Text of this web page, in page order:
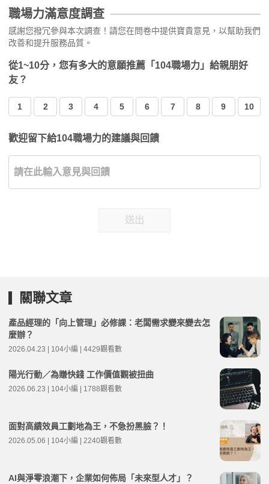
職場力滿意度調查
感謝您撥冗參與本次調查！請您在問卷中提供寶貴意見，以幫助我們
改善和提升服務品質。
從1~10分，您有多大的意願推薦「104職場力」給親朋好
友？
1 2 3 4 5 6 7 8 9 10
歡迎留下給104職場力的建議與回饋
送出
關聯文章
產品經理的「向上管理」必修課：老闆需求變來變去怎
麼辦？
2026.04.23 | 104小編 | 4429觀看數
陽光行動／為賺快錢 工作價值觀被扭曲
2026.06.23 | 104小編 | 1788觀看數
面對高績效員工劃地為王，不急扮黑臉？！
2026.05.06 | 104小編 | 2240觀看數
AI與淨零浪潮下，企業如何佈局「未來型人才」？